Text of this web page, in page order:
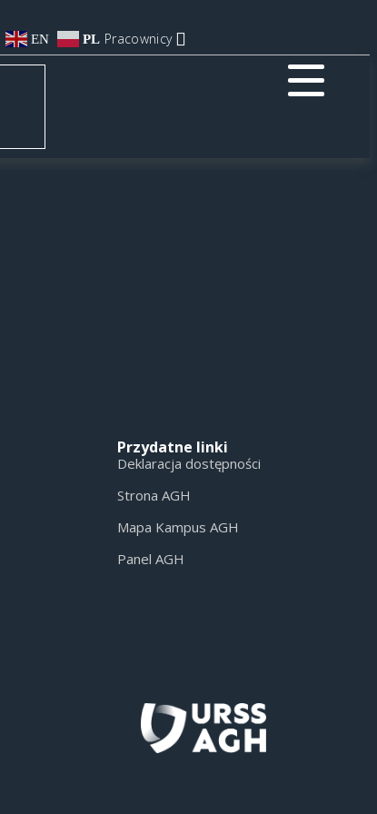
EN PL Pracownicy
Przydatne linki
Deklaracja dostępności
Strona AGH
Mapa Kampus AGH
Panel AGH